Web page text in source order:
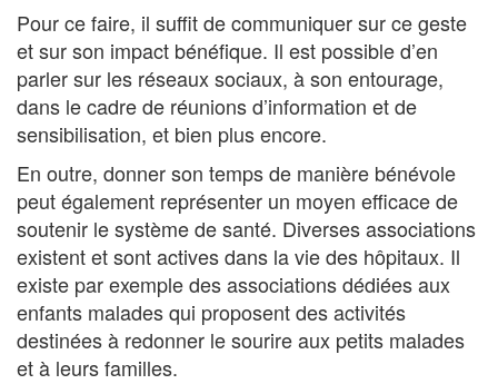
Pour ce faire, il suffit de communiquer sur ce geste
et sur son impact bénéfique. Il est possible d’en
parler sur les réseaux sociaux, à son entourage,
dans le cadre de réunions d’information et de
sensibilisation, et bien plus encore.
En outre, donner son temps de manière bénévole
peut également représenter un moyen efficace de
soutenir le système de santé. Diverses associations
existent et sont actives dans la vie des hôpitaux. Il
existe par exemple des associations dédiées aux
enfants malades qui proposent des activités
destinées à redonner le sourire aux petits malades
et à leurs familles.